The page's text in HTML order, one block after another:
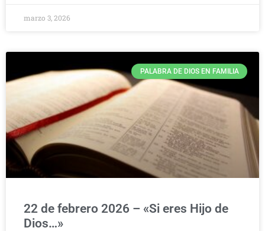
marzo 3, 2026
PALABRA DE DIOS EN FAMILIA
22 de febrero 2026 – «Si eres Hijo de
Dios…»